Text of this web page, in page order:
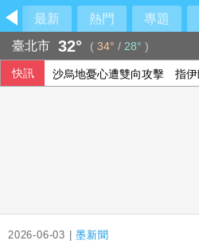
最新 熱門 專題
臺北市 32° ( 34° / 28° )
快訊 沙烏地憂心遭雙向攻擊 指伊
2026-06-03 |墨新聞